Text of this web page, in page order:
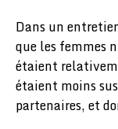
Dans un
que les femmes
étaient
étaient moins
partenaires, et